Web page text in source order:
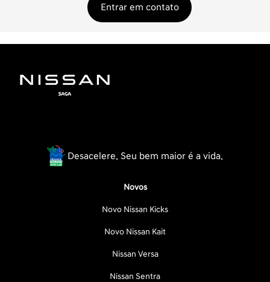
Entrar em contato
Desacelere. Seu bem maior é a vida.
Novos
Novo Nissan Kicks
Novo Nissan Kait
Nissan Versa
Nissan Sentra